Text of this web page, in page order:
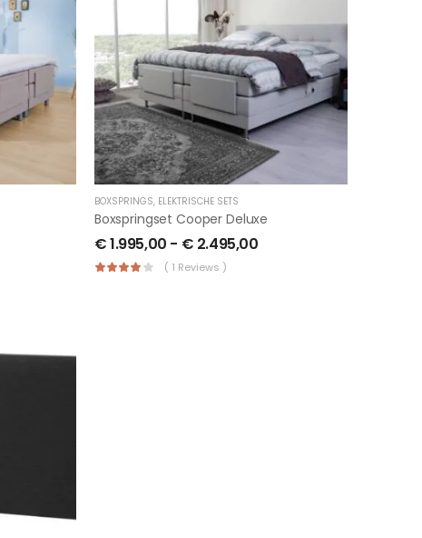
BOXSPRINGS, ELEKTRISCHE SETS
Boxspringset Cooper Deluxe
€1.995,00 - € 2.495,00
( 1 Reviews )